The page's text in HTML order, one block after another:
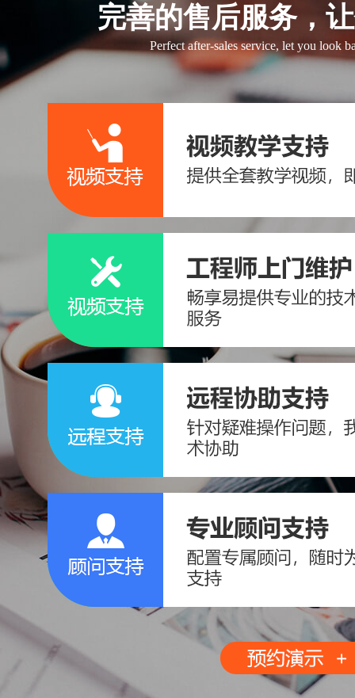
完善的售后服务，
Perfect after-sales service, let you look